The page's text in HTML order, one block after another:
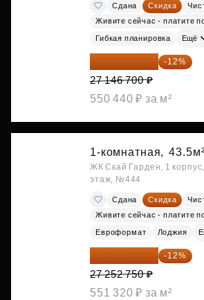
Сдана Скидка
Живите сейчас - платите
Гибкая планировка Ещё
23 889 096 ₽ -12%
27 146 700 ₽
550 440 ₽ за м²
1-комнатная, 43.5м²
ЖК Скай Гарден, 1
этаж, №444
Сдана Скидка
Живите сейчас - платите
Евроформат Лоджия
23 982 420 ₽ -12%
27 252 750 ₽
551 320 ₽ за м²